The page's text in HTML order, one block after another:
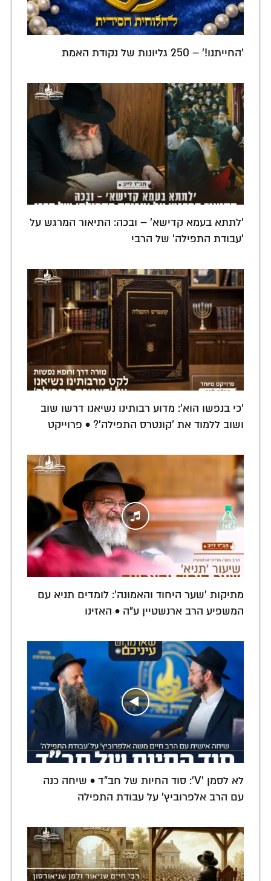
'החייתנו!' – 250 גליונות של נקודת האמת
'לתתא בעמא קדישא' – ובכה: התיאור המרגש על
'עבודת התפילה' של הרבי
'כי בנפשו הוא': מדוע רבותינו נשיאנו דרשו שוב
ושוב ללמוד את 'קונטרס התפילה'? • פרוייקט
מתיקות 'שער היחוד והאמונה': לומדים תניא עם
המשפיע הרב ארנשטיין ע"ה • האזינו
לא לסמן 'V': סוד החיות של חב"ד • שיחה כנה
עם הרב אלפרוביץ' על עבודת התפילה